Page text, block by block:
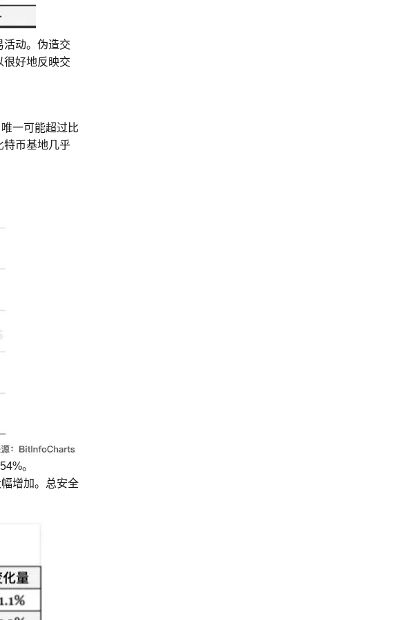
活动。伪造交
很好地反映交
一可能超过比
特币基地几乎
。
增加。总安全